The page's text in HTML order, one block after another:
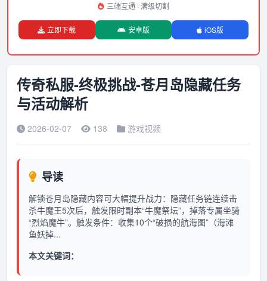
三端互通 · 满级切割
立即下载 安卓版 iOS版
传奇私服-终极挑战-苍月岛隐藏任务
与活动解析
2026-02-07 138 游戏视频
导读
解锁苍月岛隐藏内容可大幅提升战力：隐藏任务链连续击
杀牛魔王5次后，触发限时副本“牛魔祭坛”，掉落专属坐骑
“烈焰魔牛”。触发条件：收集10个“破损的航海图”（海滩
鱼妖掉...
本文关键词：